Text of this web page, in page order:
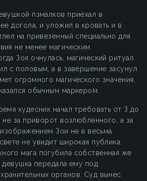
пзмалков приехал в
догола, и уложил в кровать и в
на привезенный специально для
не менее магическим
Зоя очнулась, магический ритуал
с половым, а в завершение засунул
огромного магического значения,
обычным маркером.
кудесник начал требовать от З до
за приворот возлюбленного, а за
Зои не в весьма
не увидит широкая публика.
мага погубила собственная же
девушка передала ему под
органов. Суд вынес